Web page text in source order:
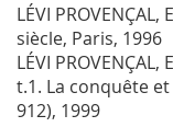
LÉVI PROVENÇAL,
siècle, Paris, 1996
LÉVI PROVENÇAL,
t.1. La conquête
912), 1999